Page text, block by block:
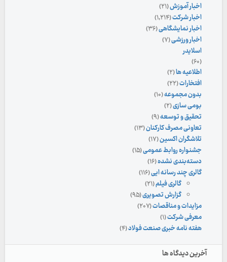
اخبار آموزش(۲۱)
اخبار شرکت(۱,۲۱۴)
اخبار نمایشگاهی(۳۶)
اخبار ورزشی(۷)
اسلایدر
(۶۰)
اطلاعیه ها(۲)
افتخارات(۲۲)
بدون مجموعه(۱۰)
بومی سازی(۲)
تحقیق و توسعه(۹)
تعاونی مصرف کارکنان(۱۳)
تلاشگران اکسین(۱۷)
جشنواره روابط عمومی(۱۵)
دسته‌بندی نشده(۱۶)
گالری چند رسانه ایی(۱۱۶)
گالری فیلم(۲۱)
گزارش تصویری(۹۵)
مزایدات و مناقصات(۲۰۷)
معرفی شرکت(۱)
هفته نامه خبری صنعت فولاد(۴)
آخرین دیدگاه ها